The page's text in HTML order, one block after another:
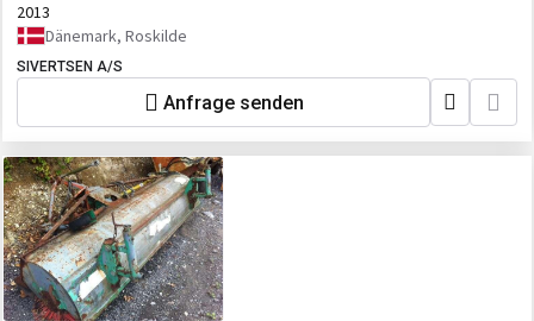
2013
Dänemark, Roskilde
SIVERTSEN A/S
Anfrage senden